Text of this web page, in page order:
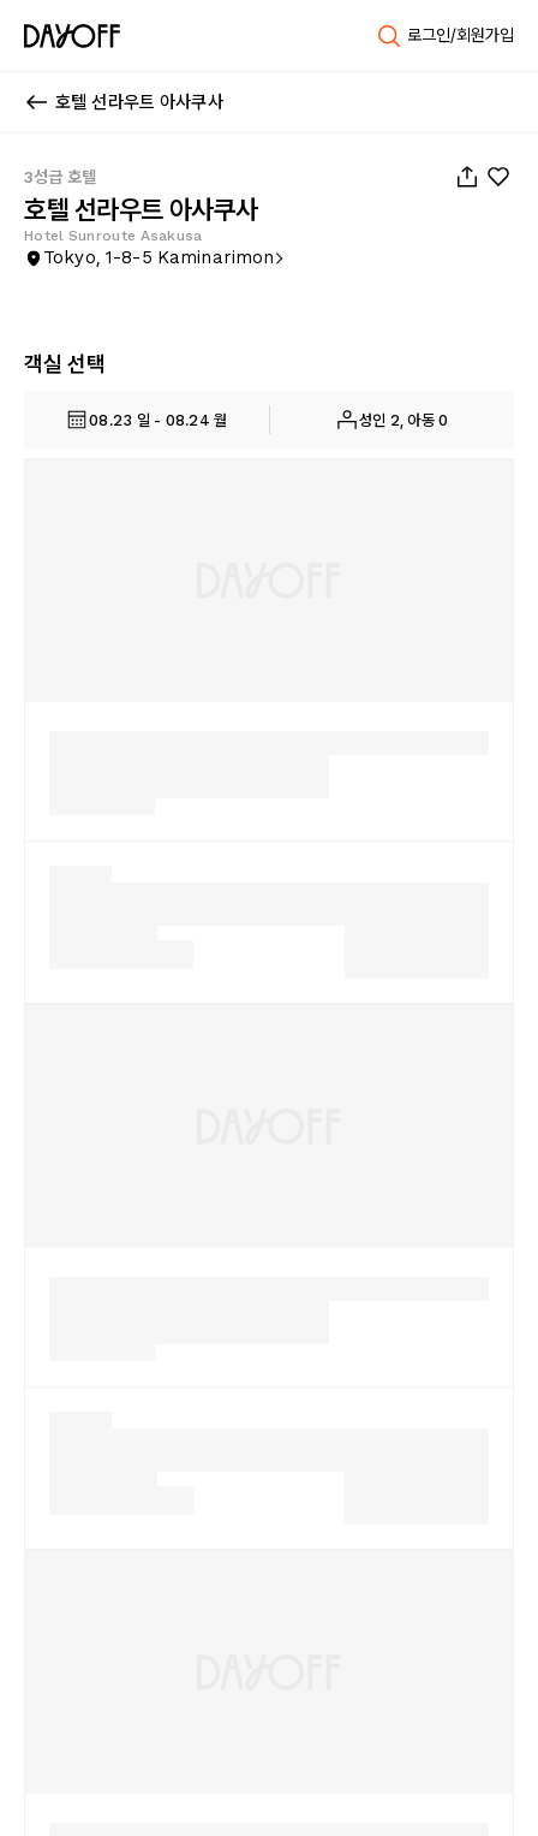
로그인/회원가입
호텔 선라우트 아사쿠사
3성급 호텔
호텔 선라우트 아사쿠사
Hotel Sunroute Asakusa
Tokyo, 1-8-5 Kaminarimon
객실 선택
08.23 일 - 08.24 월 성인 2, 아동 0